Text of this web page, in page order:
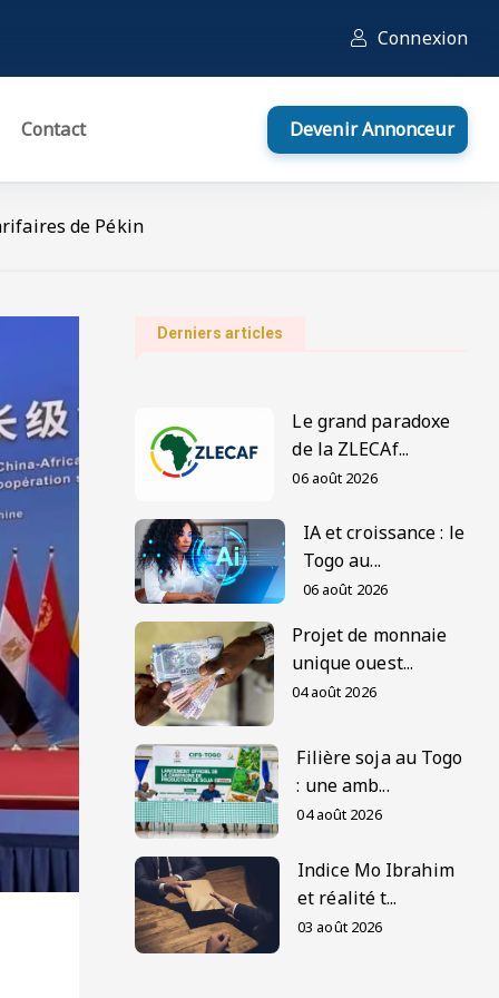
Connexion
Contact Devenir Annonceur
de Pékin
Derniers articles
Le grand paradoxe
de la ZLECAf...
06 août 2026
IA et croissance : le
Togo au...
06 août 2026
Projet de monnaie
unique ouest...
04 août 2026
Filière soja au Togo
: une amb...
04 août 2026
Indice Mo Ibrahim
et réalité t...
03 août 2026